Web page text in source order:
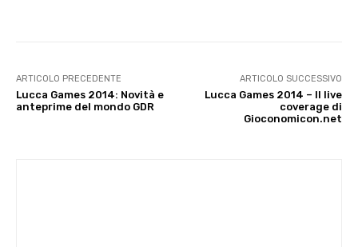
ARTICOLO PRECEDENTE
Lucca Games 2014: Novità e
anteprime del mondo GDR
ARTICOLO SUCCESSIVO
Lucca Games 2014 – Il live
coverage di
Gioconomicon.net